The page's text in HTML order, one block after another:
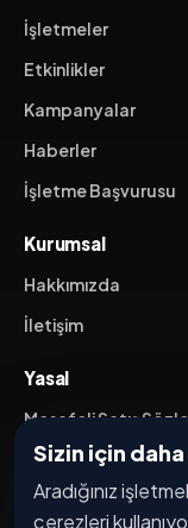
Sizin için
Aradığınız
çerezleri
İşletmeler
Etkinlikler
Kampanyalar
Haberler
İşletme Başvurusu
Kurumsal
Hakkımızda
İletişim
Yasal
Mesafeli Satış
İptal / İade Koşulları
Hizmet Şartları